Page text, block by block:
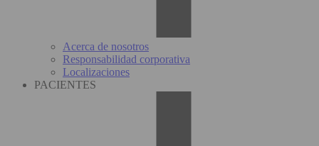
Acerca de nosotros
Responsabilidad corporativa
Localizaciones
PACIENTES